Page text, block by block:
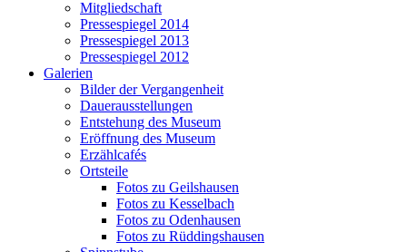
Mitgliedschaft
Pressespiegel 2014
Pressespiegel 2013
Pressespiegel 2012
Galerien
Bilder der Vergangenheit
Dauerausstellungen
Entstehung des Museum
Eröffnung des Museum
Erzählcafés
Ortsteile
Fotos zu Geilshausen
Fotos zu Kesselbach
Fotos zu Odenhausen
Fotos zu Rüddingshausen